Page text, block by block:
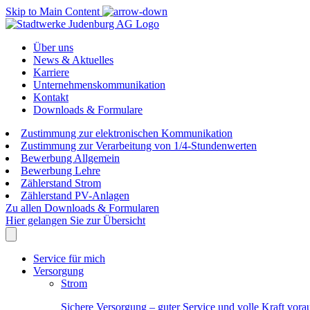
Skip to Main Content
Über uns
News & Aktuelles
Karriere
Unternehmenskommunikation
Kontakt
Downloads & Formulare
Zustimmung zur elektronischen Kommunikation
Zustimmung zur Verarbeitung von 1/4-Stundenwerten
Bewerbung Allgemein
Bewerbung Lehre
Zählerstand Strom
Zählerstand PV-Anlagen
Zu allen Downloads & Formularen
Hier gelangen Sie zur Übersicht
Service für mich
Versorgung
Strom
Sichere Versorgung – guter Service und volle Kraft